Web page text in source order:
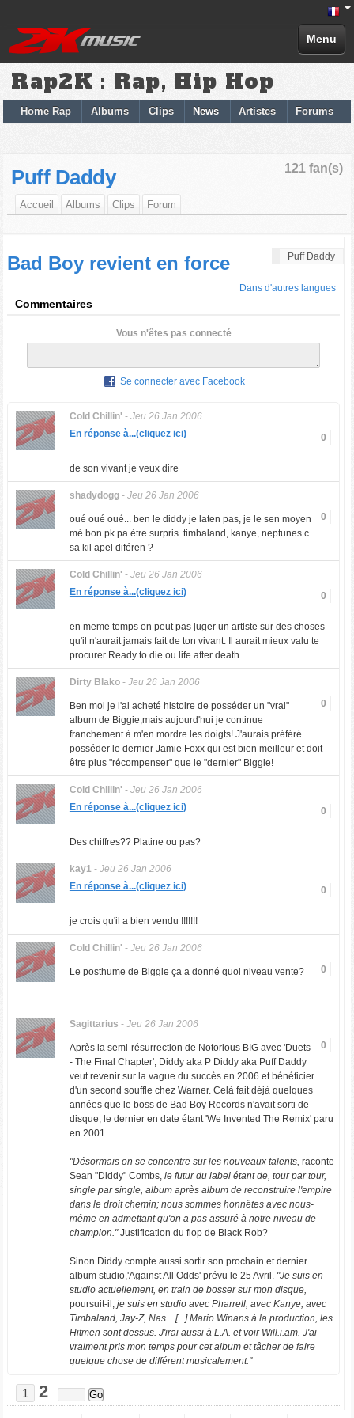
Menu
Rap2K : Rap, Hip Hop
Home Rap Albums Clips News Artistes Forums
121 fan(s)
Puff Daddy
Accueil Albums Clips Forum
Puff Daddy
Bad Boy revient en force
Dans d'autres langues
Commentaires
Vous n'êtes pas connecté
Se connecter avec Facebook
Cold Chillin' - Jeu 26 Jan 2006
0
En réponse à...(cliquez ici)
de son vivant je veux dire
shadydogg- Jeu 26 Jan 2006
0
oué oué oué... ben le diddy je laten pas, je le sen moyen
mé bon pk pa ètre surpris. timbaland, kanye, neptunes c
sa kil apel diféren ?
Cold Chillin' - Jeu 26 Jan 2006
0
En réponse à...(cliquez ici)
en meme temps on peut pas juger un artiste sur des choses
qu'il n'aurait jamais fait de ton vivant. Il aurait mieux valu te
procurer Ready to die ou life after death
Dirty Blako- Jeu 26 Jan 2006
0
Ben moi je l'ai acheté histoire de posséder un "vrai"
album de Biggie,mais aujourd'hui je continue
franchement à m'en mordre les doigts! J'aurais préféré
posséder le dernier Jamie Foxx qui est bien meilleur et doit
être plus "récompenser" que le "dernier" Biggie!
Cold Chillin' - Jeu 26 Jan 2006
0
En réponse à...(cliquez ici)
Des chiffres?? Platine ou pas?
kay1- Jeu 26 Jan 2006
0
En réponse à...(cliquez ici)
je crois qu'il a bien vendu !!!!!!!
Cold Chillin' - Jeu 26 Jan 2006
0
Le posthume de Biggie ça a donné quoi niveau vente?
Sagittarius - Jeu 26 Jan 2006
0
Après la semi-résurrection de Notorious BIG avec 'Duets
- The Final Chapter', Diddy aka P Diddy aka Puff Daddy
veut revenir sur la vague du succès en 2006 et bénéficier
d'un second souffle chez Warner. Celà fait déjà quelques
années que le boss de Bad Boy Records n'avait sorti de
disque, le dernier en date étant 'We Invented The Remix' paru
en 2001.
"Désormais on se concentre sur les nouveaux talents, raconte
Sean "Diddy" Combs, le futur du label étant de, tour par tour,
single par single, album après album de reconstruire l'empire
dans le droit chemin; nous sommes honnêtes avec nous-
même en admettant qu'on a pas assuré à notre niveau de
champion."Justification du flop de Black Rob?
Sinon Diddy compte aussi sortir son prochain et dernier
album studio,'Against All Odds' prévu le 25 Avril. "Je suis en
studio actuellement, en train de bosser sur mon disque,
poursuit-il, je suis en studio avec Pharrell, avec Kanye, avec
Timbaland, Jay-Z, Nas... [...] Mario Winans à la production, les
Hitmen sont dessus. J'irai aussi à L.A. et voir Will.i.am. J'ai
vraiment pris mon temps pour cet album et tâcher de faire
quelque chose de différent musicalement."
1 2